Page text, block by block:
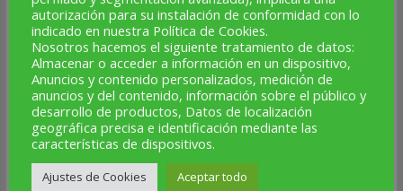
autorización para su instalación de conformidad con lo
indicado en nuestra Política de Cookies.
Nosotros hacemos el siguiente tratamiento de datos:
Almacenar o acceder a información en un dispositivo,
Anuncios y contenido personalizados, medición de
anuncios y del contenido, información sobre el público y
desarrollo de productos, Datos de localización
geográfica precisa e identificación mediante las
características de dispositivos.
Ajustes de Cookies Aceptar todo